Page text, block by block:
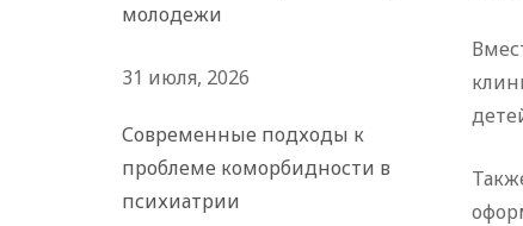
молодежи
31 июля, 2026
Современные подходы к
проблеме коморбидности в
психиатрии